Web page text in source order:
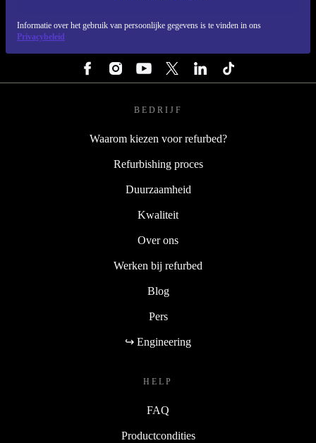
Informatie over het gebruik van persoonlijke gegevens is te vinden in ons
Privacybeleid
BEDRIJF
Waarom kiezen voor refurbed?
Refurbishing proces
Duurzaamheid
Kwaliteit
Over ons
Werken bij refurbed
Blog
Pers
↪ Engineering
HELP
FAQ
Productcondities